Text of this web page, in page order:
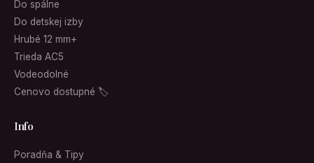
Do spálne
Do detskej izby
Hrubé 12 mm+
Trieda AC5
Vodeodolné
Cenovo dostupné 🏷
Info
Poradňa & Tipy